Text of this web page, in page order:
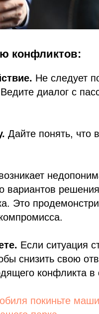
конфликтов:
Не следует
диалог с
Дайте понять, что
вариантов
Это
Если ситуация
снизить свою
конфликта в
покиньте